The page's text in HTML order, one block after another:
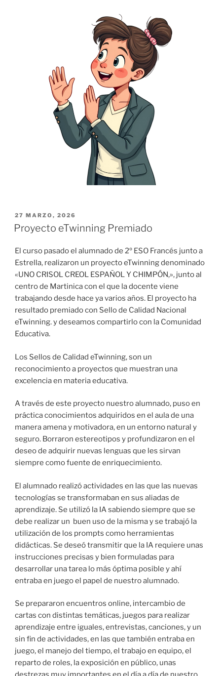
PUBLICADO
EL
27 MARZO, 2026
Proyecto eTwinning Premiado
El curso pasado el alumnado de 2º ESO Francés junto a
Estrella, realizaron un proyecto eTwinning denominado
«UNO CRISOL CREOL ESPAÑOL Y CHIMPÓN,», junto al
centro de Martinica con el que la docente viene
trabajando desde hace ya varios años. El proyecto ha
resultado premiado con Sello de Calidad Nacional
eTwinning. y deseamos compartirlo con la Comunidad
Educativa.
Los Sellos de Calidad eTwinning, son un
reconocimiento a proyectos que muestran una
excelencia en materia educativa.
A través de este proyecto nuestro alumnado, puso en
práctica conocimientos adquiridos en el aula de una
manera amena y motivadora, en un entorno natural y
seguro. Borraron estereotipos y profundizaron en el
deseo de adquirir nuevas lenguas que les sirvan
siempre como fuente de enriquecimiento.
El alumnado realizó actividades en las que las nuevas
tecnologías se transformaban en sus aliadas de
aprendizaje. Se utilizó la IA sabiendo siempre que se
debe realizar un buen uso de la misma y se trabajó la
utilización de los prompts como herramientas
didácticas. Se deseó transmitir que la IA requiere unas
instrucciones precisas y bien formuladas para
desarrollar una tarea lo más óptima posible y ahí
entraba en juego el papel de nuestro alumnado.
Se prepararon encuentros online, intercambio de
cartas con distintas temáticas, juegos para realizar
aprendizaje entre iguales, entrevistas, canciones, y un
sin fin de actividades, en las que también entraba en
juego, el manejo del tiempo, el trabajo en equipo, el
reparto de roles, la exposición en público, unas